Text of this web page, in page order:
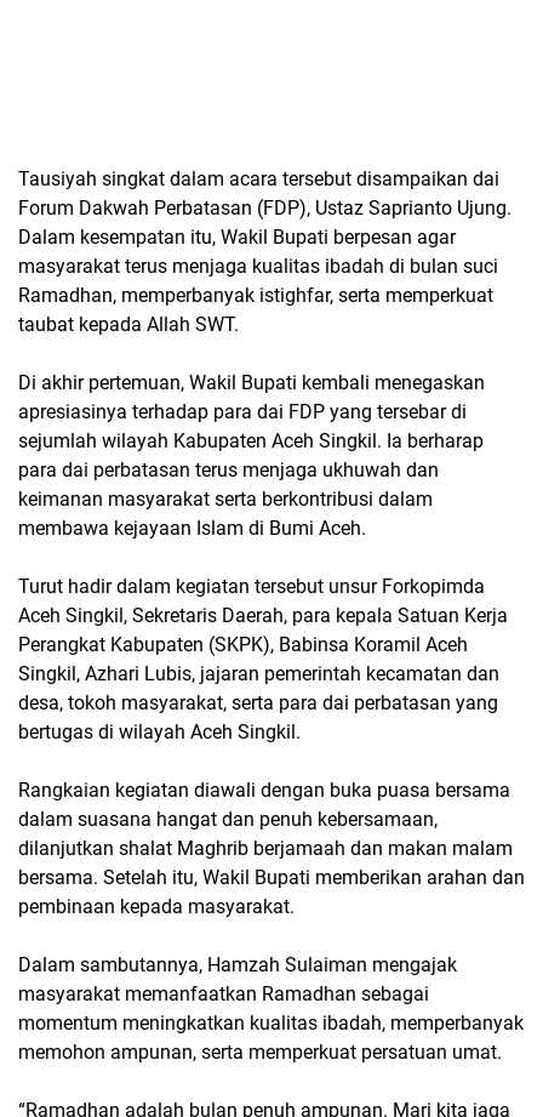
Tausiyah singkat dalam acara tersebut disampaikan dai
Forum Dakwah Perbatasan (FDP), Ustaz Saprianto Ujung.
Dalam kesempatan itu, Wakil Bupati berpesan agar
masyarakat terus menjaga kualitas ibadah di bulan suci
Ramadhan, memperbanyak istighfar, serta memperkuat
taubat kepada Allah SWT.
Di akhir pertemuan, Wakil Bupati kembali menegaskan
apresiasinya terhadap para dai FDP yang tersebar di
sejumlah wilayah Kabupaten Aceh Singkil. Ia berharap
para dai perbatasan terus menjaga ukhuwah dan
keimanan masyarakat serta berkontribusi dalam
membawa kejayaan Islam di Bumi Aceh.
Turut hadir dalam kegiatan tersebut unsur Forkopimda
Aceh Singkil, Sekretaris Daerah, para kepala Satuan Kerja
Perangkat Kabupaten (SKPK), Babinsa Koramil Aceh
Singkil, Azhari Lubis, jajaran pemerintah kecamatan dan
desa, tokoh masyarakat, serta para dai perbatasan yang
bertugas di wilayah Aceh Singkil.
Rangkaian kegiatan diawali dengan buka puasa bersama
dalam suasana hangat dan penuh kebersamaan,
dilanjutkan shalat Maghrib berjamaah dan makan malam
bersama. Setelah itu, Wakil Bupati memberikan arahan dan
pembinaan kepada masyarakat.
Dalam sambutannya, Hamzah Sulaiman mengajak
masyarakat memanfaatkan Ramadhan sebagai
momentum meningkatkan kualitas ibadah, memperbanyak
memohon ampunan, serta memperkuat persatuan umat.
“Ramadhan adalah bulan penuh ampunan. Mari kita jaga